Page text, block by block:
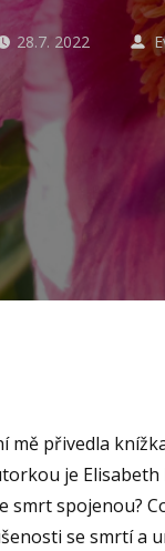
28.7. 2022
mě přivedla
je Elisabeth
spojenou?
se smrtí a